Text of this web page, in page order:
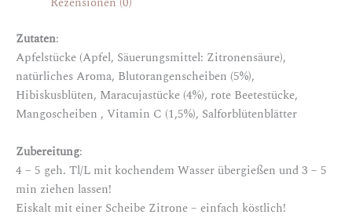
Zutaten:
Apfelstücke (Apfel, Säuerungsmittel: Zitronensäure),
natürliches Aroma, Blutorangenscheiben (5%),
Hibiskusblüten, Maracujastücke (4%), rote Beetestücke,
Mangoscheiben , Vitamin C (1,5%), Salforblütenblätter
Zubereitung:
4 – 5 geh. Tl/L mit kochendem Wasser übergießen und 3 – 5
min ziehen lassen!
Eiskalt mit einer Scheibe Zitrone – einfach köstlich!